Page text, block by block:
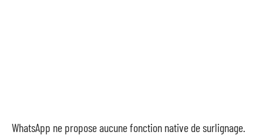
WhatsApp ne propose aucune fonction native de surlignage.